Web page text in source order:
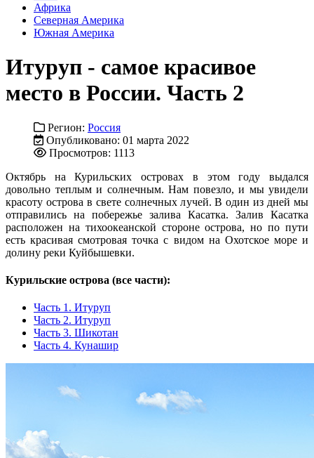
Африка
Северная Америка
Южная Америка
Итуруп - самое красивое
место в России. Часть 2
Регион: Россия
Опубликовано: 01 марта 2022
Просмотров: 1113
Октябрь на Курильских островах в этом году выдался
довольно теплым и солнечным. Нам повезло, и мы увидели
красоту острова в свете солнечных лучей. В один из дней мы
отправились на побережье залива Касатка. Залив Касатка
расположен на тихоокеанской стороне острова, но по пути
есть красивая смотровая точка с видом на Охотское море и
долину реки Куйбышевки.
Курильские острова (все части):
Часть 1. Итуруп
Часть 2. Итуруп
Часть 3. Шикотан
Часть 4. Кунашир